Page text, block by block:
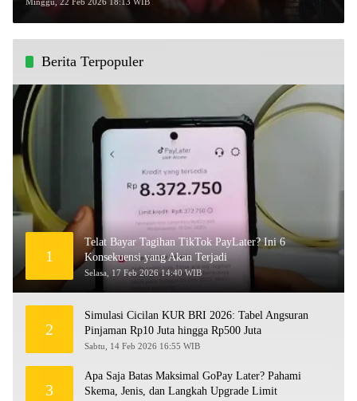
Berita Terpopuler
1
Telat Bayar Tagihan TikTok PayLater? Ini 6
Konsekuensi yang Akan Terjadi
Selasa, 17 Feb 2026 14:40 WIB
2
Simulasi Cicilan KUR BRI 2026: Tabel Angsuran
Pinjaman Rp10 Juta hingga Rp500 Juta
Sabtu, 14 Feb 2026 16:55 WIB
3
Apa Saja Batas Maksimal GoPay Later? Pahami
Skema, Jenis, dan Langkah Upgrade Limit